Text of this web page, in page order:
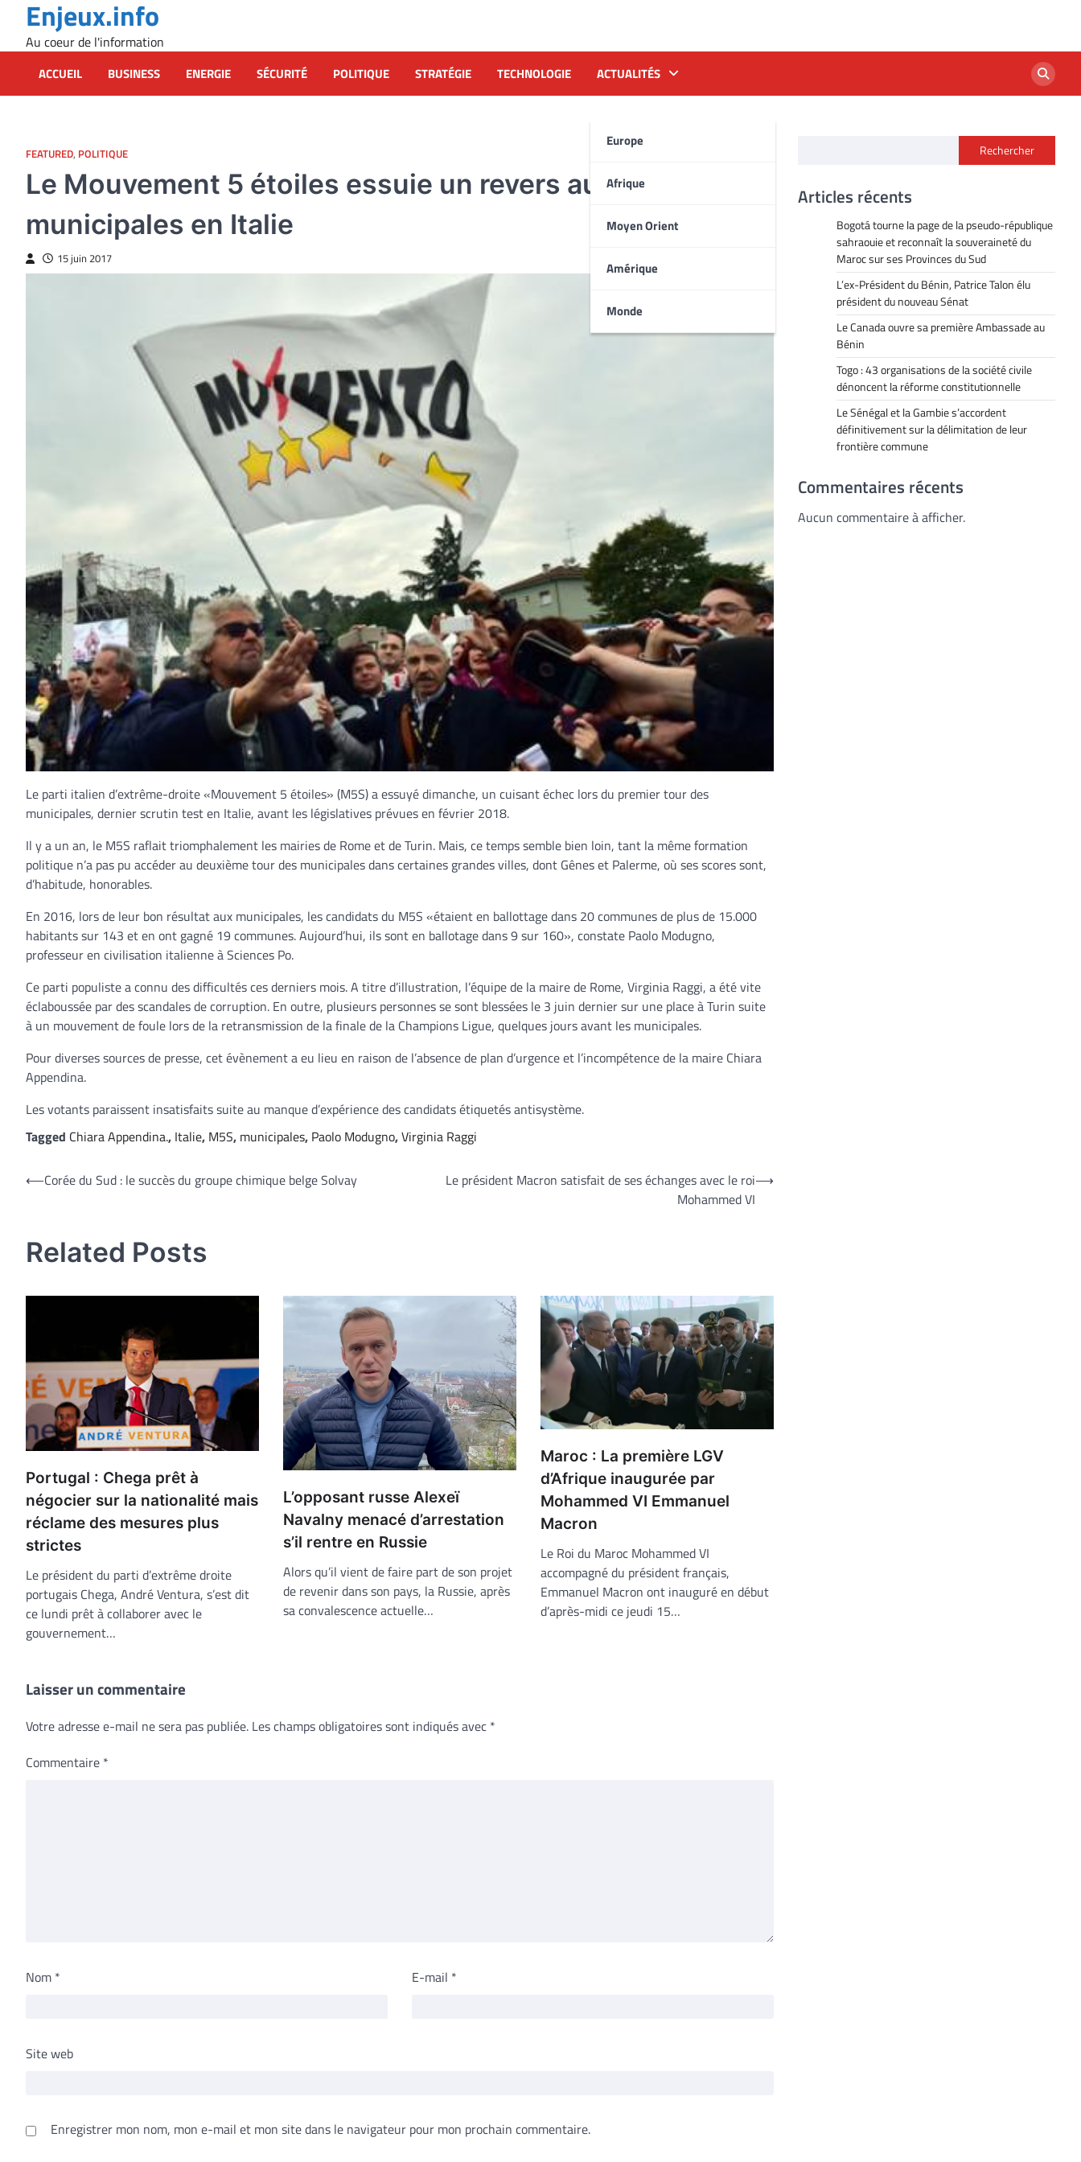
content
Enjeux.info
Au coeur de l'information
ACCUEIL BUSINESS ENERGIE SÉCURITÉ POLITIQUE STRATÉGIE TECHNOLOGIE ACTUALITÉS
Europe
Afrique
Moyen Orient
Amérique
Monde
FEATURED, POLITIQUE
Le Mouvement 5 étoiles essuie un revers au 1er tour des
municipales en Italie
15 juin 2017
Le parti italien d’extrême-droite «Mouvement 5 étoiles» (M5S) a essuyé dimanche, un cuisant échec lors du premier tour des
municipales, dernier scrutin test en Italie, avant les législatives prévues en février 2018.
Il y a un an, le M5S raflait triomphalement les mairies de Rome et de Turin. Mais, ce temps semble bien loin, tant la même formation
politique n’a pas pu accéder au deuxième tour des municipales dans certaines grandes villes, dont Gênes et Palerme, où ses scores sont,
d’habitude, honorables.
En 2016, lors de leur bon résultat aux municipales, les candidats du M5S «étaient en ballottage dans 20 communes de plus de 15.000
habitants sur 143 et en ont gagné 19 communes. Aujourd’hui, ils sont en ballotage dans 9 sur 160», constate Paolo Modugno,
professeur en civilisation italienne à Sciences Po.
Ce parti populiste a connu des difficultés ces derniers mois. A titre d’illustration, l’équipe de la maire de Rome, Virginia Raggi, a été vite
éclaboussée par des scandales de corruption. En outre, plusieurs personnes se sont blessées le 3 juin dernier sur une place à Turin suite
à un mouvement de foule lors de la retransmission de la finale de la Champions Ligue, quelques jours avant les municipales.
Pour diverses sources de presse, cet évènement a eu lieu en raison de l’absence de plan d’urgence et l’incompétence de la maire Chiara
Appendina.
Les votants paraissent insatisfaits suite au manque d’expérience des candidats étiquetés antisystème.
Tagged Chiara Appendina., Italie, M5S, municipales, Paolo Modugno,Virginia Raggi
Navigation
⟵Corée du Sud : le succès du groupe chimique belge Solvay
Le président Macron satisfait de ses échanges avec le roi
Mohammed VI
⟶
Related Posts
Portugal : Chega prêt à
négocier sur la nationalité mais
réclame des mesures plus
strictes
Le président du parti d’extrême droite
portugais Chega, André Ventura, s’est dit
ce lundi prêt à collaborer avec le
gouvernement…
L’opposant russe Alexeï
Navalny menacé d’arrestation
s’il rentre en Russie
Alors qu’il vient de faire part de son projet
de revenir dans son pays, la Russie, après
sa convalescence actuelle…
Maroc : La première LGV
d’Afrique inaugurée par
Mohammed VI Emmanuel
Macron
Le Roi du Maroc Mohammed VI
accompagné du président français,
Emmanuel Macron ont inauguré en début
d’après-midi ce jeudi 15…
Laisser un commentaire
Votre adresse e-mail ne sera pas publiée. Les champs obligatoires sont indiqués avec *
Commentaire *
Nom * E-mail *
Site web
Enregistrer mon nom, mon e-mail et mon site dans le navigateur pour mon prochain commentaire.
Rechercher
Articles récents
Bogotá tourne la page de la pseudo-république
sahraouie et reconnaît la souveraineté du
Maroc sur ses Provinces du Sud
L’ex-Président du Bénin, Patrice Talon élu
président du nouveau Sénat
Le Canada ouvre sa première Ambassade au
Bénin
Togo : 43 organisations de la société civile
dénoncent la réforme constitutionnelle
Le Sénégal et la Gambie s’accordent
définitivement sur la délimitation de leur
frontière commune
Commentaires récents
Aucun commentaire à afficher.